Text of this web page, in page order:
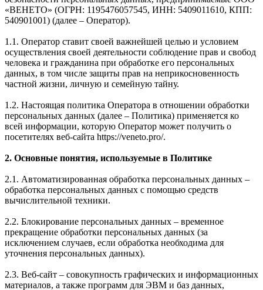
«ВЕНЕТО» (ОГРН: 1195476057545, ИНН: 5409011610, КПП:
540901001) (далее – Оператор).
1.1. Оператор ставит своей важнейшей целью и условием
осуществления своей деятельности соблюдение прав и свобод
человека и гражданина при обработке его персональных
данных, в том числе защиты прав на неприкосновенность
частной жизни, личную и семейную тайну.
1.2. Настоящая политика Оператора в отношении обработки
персональных данных (далее – Политика) применяется ко
всей информации, которую Оператор может получить о
посетителях веб-сайта https://veneto.pro/.
2. Основные понятия, используемые в Политике
2.1. Автоматизированная обработка персональных данных –
обработка персональных данных с помощью средств
вычислительной техники.
2.2. Блокирование персональных данных – временное
прекращение обработки персональных данных (за
исключением случаев, если обработка необходима для
уточнения персональных данных).
2.3. Веб-сайт – совокупность графических и информационных
материалов, а также программ для ЭВМ и баз данных,